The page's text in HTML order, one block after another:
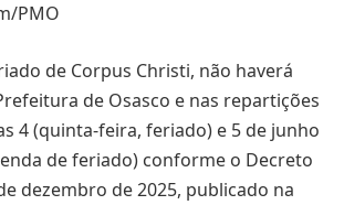
PMO
de Corpus Christi, não haverá
de Osasco e nas repartições
4 (quinta-feira, feriado) e 5 de junho
de feriado) conforme o Decreto
dezembro de 2025, publicado na